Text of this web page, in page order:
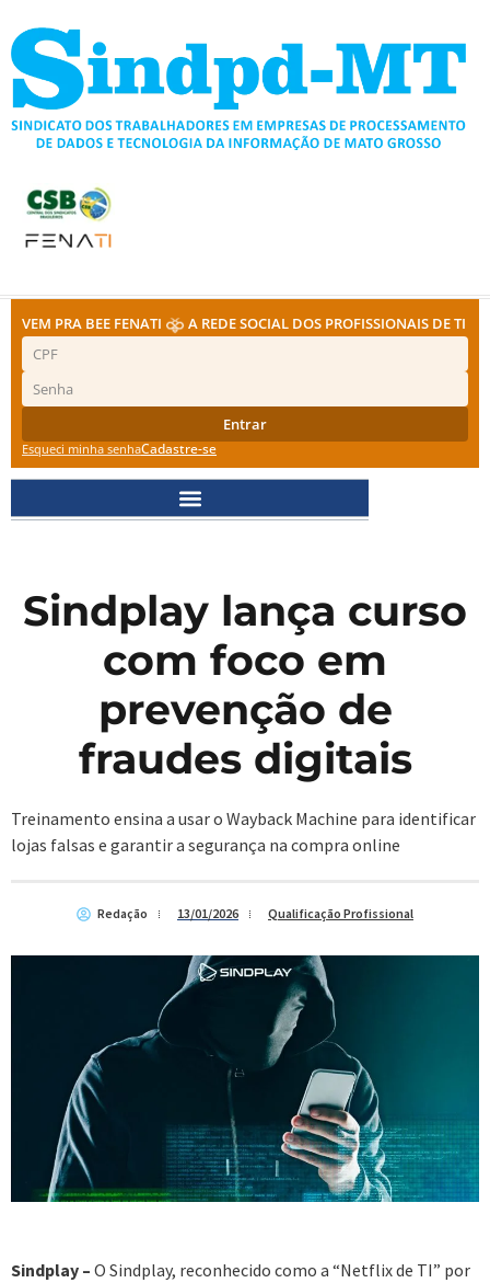
para
conteúdo
VEM PRA BEE FENATI A REDE SOCIAL DOS PROFISSIONAIS DE TI
Entrar
Esqueci minha senhaCadastre-se
Sindplay lança curso
com foco em
prevenção de
fraudes digitais
Treinamento ensina a usar o Wayback Machine para identificar
lojas falsas e garantir a segurança na compra online
Redação 13/01/2026 Qualificação Profissional
Sindplay – O Sindplay, reconhecido como a “Netflix de TI” por